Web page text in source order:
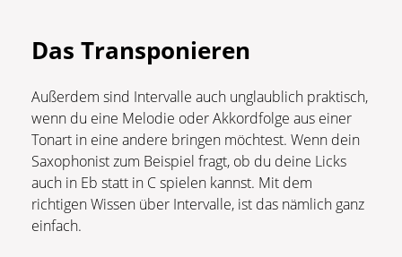
Das Transponieren
Außerdem sind Intervalle auch unglaublich praktisch,
wenn du eine Melodie oder Akkordfolge aus einer
Tonart in eine andere bringen möchtest. Wenn dein
Saxophonist zum Beispiel fragt, ob du deine Licks
auch in Eb statt in C spielen kannst. Mit dem
richtigen Wissen über Intervalle, ist das nämlich ganz
einfach.